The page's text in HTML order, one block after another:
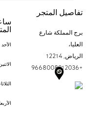
تفاصيل المتجر
برج المملكة شارع
العليا،
الرياض, 12214
+9668008912036
الأحد